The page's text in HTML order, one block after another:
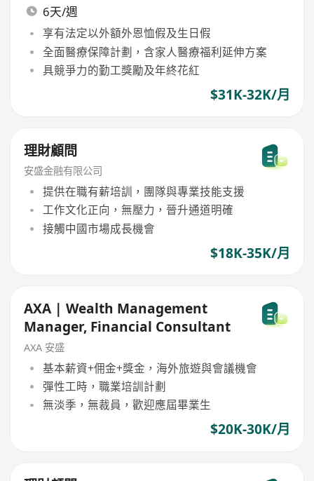
6天/週
享有法定以外額外恩恤假及生日假
全面醫療保障計劃，含家人醫療福利延伸方案
具競爭力的勤工獎勵及年終花紅
$31K-32K/月
理財顧問
安盛金融有限公司
提供在職有薪培訓，團隊與專業技能支援
工作文化正向，無壓力，晉升通道明確
接觸中國市場成長機會
$18K-35K/月
AXA | Wealth Management
Manager, Financial Consultant
AXA 安盛
基本薪資+佣金+獎金，海外旅遊與會議機會
彈性工時，職業培訓計劃
無淡季，無裁員，歡迎應屆畢業生
$20K-30K/月